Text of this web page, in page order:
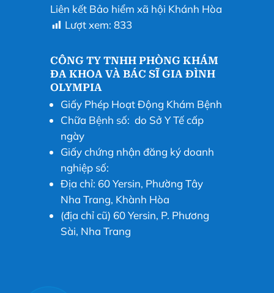
Liên kết Bảo hiểm xã hội Khánh Hòa
Lượt xem: 833
CÔNG TY TNHH PHÒNG KHÁM
ĐA KHOA VÀ BÁC SĨ GIA ĐÌNH
OLYMPIA
Giấy Phép Hoạt Động Khám Bệnh
Chữa Bệnh số: do Sở Y Tế cấp
ngày
Giấy chứng nhận đăng ký doanh
nghiệp số:
Địa chỉ: 60 Yersin, Phường Tây
Nha Trang, Khành Hòa
(địa chỉ cũ) 60 Yersin, P. Phương
Sài, Nha Trang